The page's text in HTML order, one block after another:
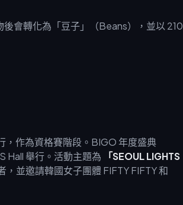
會轉化為「豆子」（Beans），並以 210
，作為資格賽階段。BIGO 年度盛典
Hall 舉行。活動主題為
「SEOUL LIGHTS
並邀請韓國女子團體 FIFTY FIFTY 和